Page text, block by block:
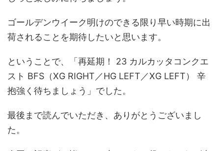
ゴールデンウイーク明けのできる限り早い時期に出
荷されることを期待したいと思います。
ということで、「再延期！ 23 カルカッタコンクエ
スト BFS（XG RIGHT／HG LEFT／XG LEFT） 辛
抱強く待ちましょう」でした。
最後まで読んでいただき、ありがとうございまし
た。